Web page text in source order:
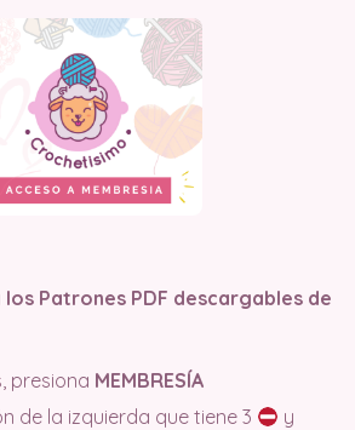
Patrones PDF descargables de
presiona MEMBRESÍA
de la izquierda que tiene 3
y